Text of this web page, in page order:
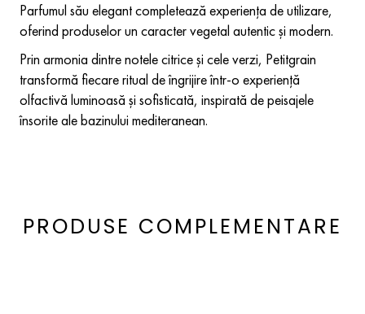
Parfumul său elegant completează experiența de utilizare,
oferind produselor un caracter vegetal autentic și modern.
Prin armonia dintre notele citrice și cele verzi, Petitgrain
transformă fiecare ritual de îngrijire într-o experiență
olfactivă luminoasă și sofisticată, inspirată de peisajele
însorite ale bazinului mediteranean.
PRODUSE COMPLEMENTARE